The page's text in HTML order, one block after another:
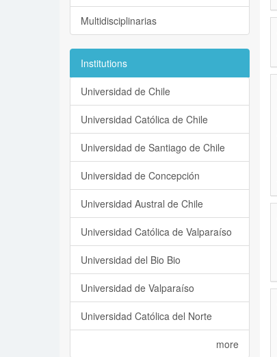
Multidisciplinarias
Institutions
Universidad de Chile
Universidad Católica de Chile
Universidad de Santiago de Chile
Universidad de Concepción
Universidad Austral de Chile
Universidad Católica de Valparaíso
Universidad del Bio Bio
Universidad de Valparaíso
Universidad Católica del Norte
more